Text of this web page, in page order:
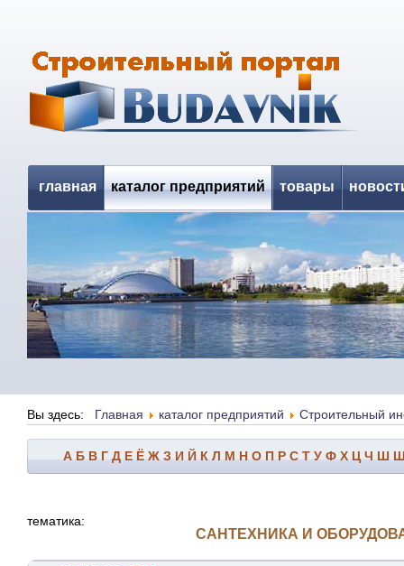
главная каталог предприятий товары
Вы здесь: Главная каталог предприятий Строительный
А Б В Г Д Е Ё Ж З И Й К Л М Н О П Р С Т У Ф Х Ц Ч Ш
тематика:
САНТЕХНИКА И